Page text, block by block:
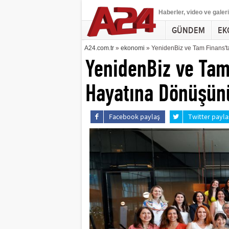
Haberler, video ve
GÜNDEM
A24.com.tr» ekonomi » YenidenBiz ve Tam
YenidenBiz ve
Hayatına
Facebook paylaş Twitter